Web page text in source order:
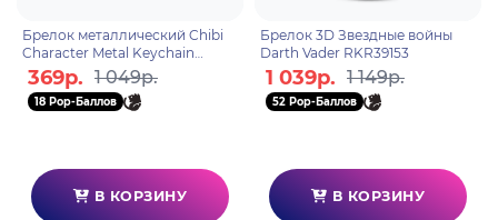
Брелок металлический Chibi
Character Metal Keychain
Xingqiu 6972957486319
369р. 1 049р.
18 Pop-Баллов
В КОРЗИНУ
Брелок 3D Звездные войны
Darth Vader RKR39153
1 039р. 1 149р.
52 Pop-Баллов
В КОРЗИНУ